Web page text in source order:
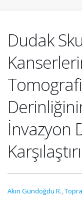
Dudak
İnvazyon
Akın Gündoğdu R.,